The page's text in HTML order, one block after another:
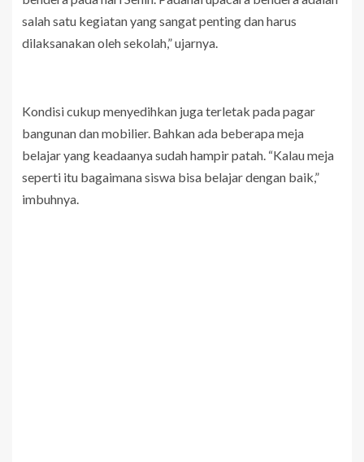
salah satu kegiatan yang sangat penting dan harus
dilaksanakan oleh sekolah,” ujarnya.
Kondisi cukup menyedihkan juga terletak pada pagar
bangunan dan mobilier. Bahkan ada beberapa meja
belajar yang keadaanya sudah hampir patah. “Kalau meja
seperti itu bagaimana siswa bisa belajar dengan baik,”
imbuhnya.